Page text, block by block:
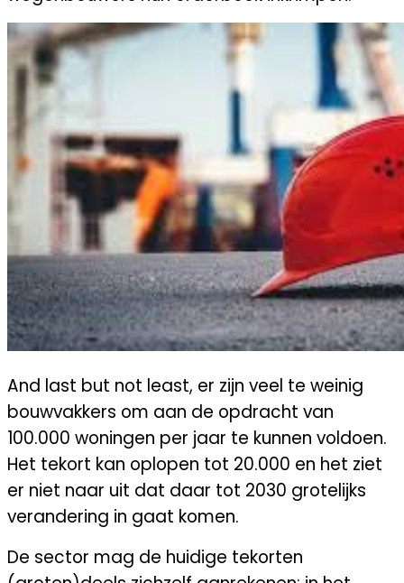
And last but not least, er zijn veel te weinig
bouwvakkers om aan de opdracht van
100.000 woningen per jaar te kunnen voldoen.
Het tekort kan oplopen tot 20.000 en het ziet
er niet naar uit dat daar tot 2030 grotelijks
verandering in gaat komen.
De sector mag de huidige tekorten